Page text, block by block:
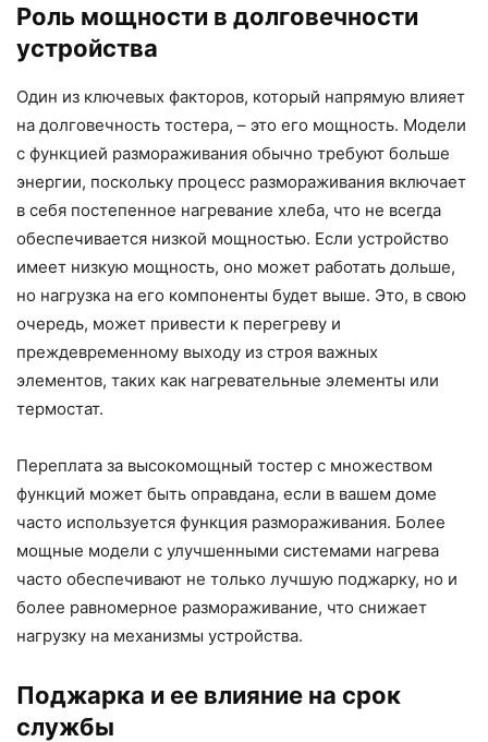
Роль мощности в долговечности
устройства
Один из ключевых факторов, который напрямую влияет
на долговечность тостера, – это его мощность. Модели
с функцией размораживания обычно требуют больше
энергии, поскольку процесс размораживания включает
в себя постепенное нагревание хлеба, что не всегда
обеспечивается низкой мощностью. Если устройство
имеет низкую мощность, оно может работать дольше,
но нагрузка на его компоненты будет выше. Это, в свою
очередь, может привести к перегреву и
преждевременному выходу из строя важных
элементов, таких как нагревательные элементы или
термостат.
Переплата за высокомощный тостер с множеством
функций может быть оправдана, если в вашем доме
часто используется функция размораживания. Более
мощные модели с улучшенными системами нагрева
часто обеспечивают не только лучшую поджарку, но и
более равномерное размораживание, что снижает
нагрузку на механизмы устройства.
Поджарка и ее влияние на срок
службы